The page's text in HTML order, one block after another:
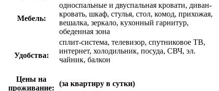
Мебель:
односпальные и двуспальная кровати, диван-
кровать, шкаф, стулья, стол, комод, прихожая,
вешалка, зеркало, кухонный гарнитур,
обеденная зона
Удобства:
сплит-система, телевизор, спутниковое ТВ,
интернет, холодильник, посуда, СВЧ, эл.
чайник, балкон
Цены на
проживание:
(за квартиру в сутки)